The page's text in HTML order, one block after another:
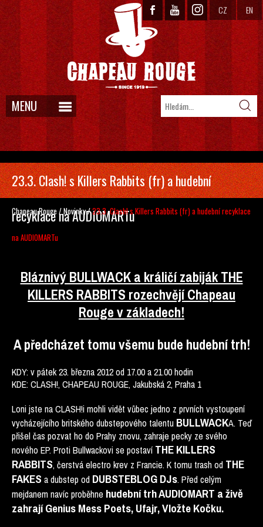
CZ EN
MENU
23.3. Clash! s Killers Rabbits (fr) a hudební
recyklace na AUDIOMARTu
Chapeau Rouge /Novinky/23.3. Clash! s Killers Rabbits (fr) a hudební recyklace
na AUDIOMARTu
Bláznivý BULLWACK a králičí zabiják THE
KILLERS RABBITS rozechvějí Chapeau
Rouge v základech!
A předcházet tomu všemu bude hudební trh!
KDY: v pátek 23. března 2012 od 17.00 a 21.00 hodin
KDE: CLASH!, CHAPEAU ROUGE, Jakubská 2, Praha 1
Loni jste na CLASH!i mohli vidět vůbec jedno z prvních vystoupení
vycházejícího britského dubstepového talentu BULLWACKA. Teď
přišel čas pozvat ho do Prahy znovu, zahraje pecky ze svého
nového EP. Proti Bullwackovi se postaví THE KILLERS
RABBITS, čerstvá electro krev z Francie. K tomu trash od THE
FAKES a dubstep od DUBSTEBLOG DJs. Před celým
mejdanem navíc proběhne hudební trh AUDIOMART a živě
zahrají Genius Mess Poets, Ufajr, Vložte Kočku.